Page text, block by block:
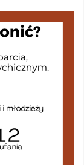
indywidualnie!